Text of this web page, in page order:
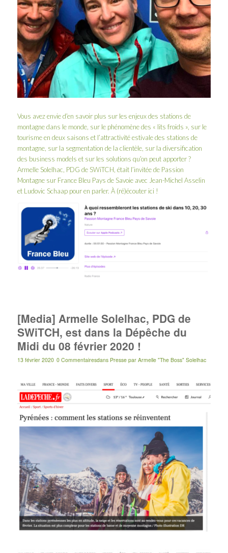
Vous avez envie d’en savoir plus sur les enjeux des stations de
montagne dans le monde, sur le phénomène des « lits froids », sur le
tourisme en deux saisons et l’attractivité estivale des stations de
montagne, sur la segmentation de la clientèle, sur la diversification
des business models et sur les solutions qu’on peut apporter ?
Armelle Solelhac, PDG de SWiTCH, était l’invitée de Passion
Montagne sur France Bleu Pays de Savoieavec Jean-Michel Asselin
et Ludovic Schaap pour en parler. À (ré)écouter ici !
[Media] Armelle Solelhac, PDG de
SWiTCH, est dans la Dépêche du
Midi du 08 février 2020 !
13 février 2020 0 Commentairesdans Presse par Armelle "The Boss" Solelhac